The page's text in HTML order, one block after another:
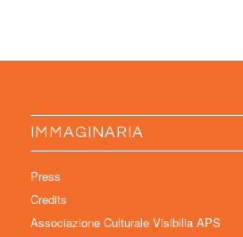
IMMAGINARIA
Press
Credits
Associazione Culturale Visibilia APS